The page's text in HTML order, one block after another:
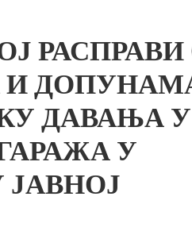
РАСПРАВИ
И
ДАВАЊА У
У